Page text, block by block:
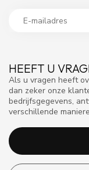
HEEFT U
Als u vragen heeft
dan zeker onze
bedrijfsgegevens,
verschillende